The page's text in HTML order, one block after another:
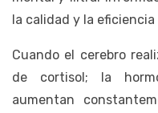
la calidad y la
Cuando el cerebro
de cortisol; la
aumentan